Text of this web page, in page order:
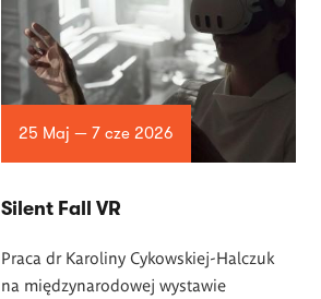
25 Maj — 7 cze 2026
Silent Fall VR
Praca dr Karoliny Cykowskiej-Halczuk
na międzynarodowej wystawie